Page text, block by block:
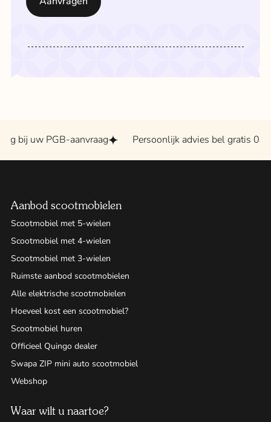
bij uw PGB-aanvraag Persoonlijk advies bel gratis
Aanbod scootmobielen
Scootmobiel met 5-wielen
Scootmobiel met 4-wielen
Scootmobiel met 3-wielen
Ruimste aanbod scootmobielen
Alle elektrische scootmobielen
Hoeveel kost een scootmobiel?
Scootmobiel huren
Officieel Quingo dealer
Swapa ZIP mini auto scootmobiel
Webshop
Waar wilt u naartoe?